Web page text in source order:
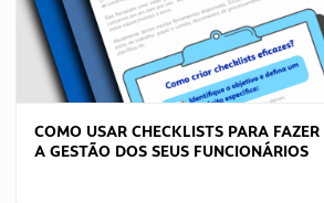
COMO USAR CHECKLISTS PARA FAZER
A GESTÃO DOS SEUS FUNCIONÁRIOS